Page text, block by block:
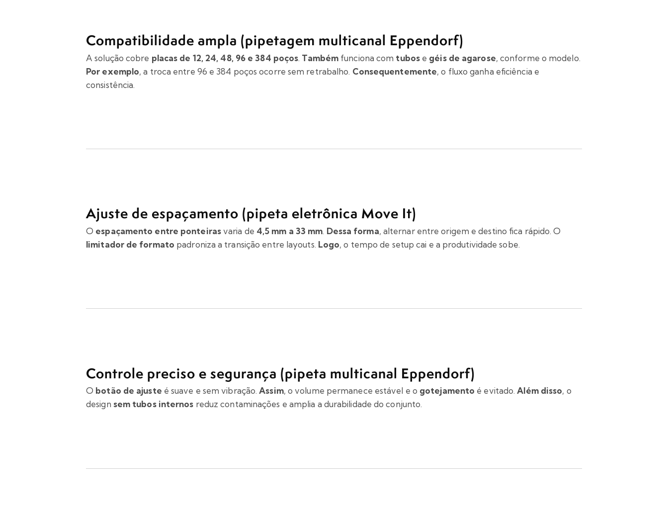
Compatibilidade ampla (pipetagem multicanal Eppendorf)
A solução cobre placas de 12, 24, 48, 96 e 384 poços. Também funciona com tubose géis de agarose, conforme o modelo.
Por exemplo, a troca entre 96 e 384 poços ocorre sem retrabalho. Consequentemente, o fluxo ganha eficiência e
consistência.
Ajuste de espaçamento (pipeta eletrônica Move It)
O espaçamento entre ponteirasvaria de 4,5 mm a 33 mm. Dessa forma, alternar entre origem e destino fica rápido. O
limitador de formato padroniza a transição entre layouts. Logo, o tempo de setup cai e a produtividade sobe.
Controle preciso e segurança (pipeta multicanal Eppendorf)
O botão de ajuste é suave e sem vibração.Assim, o volume permanece estável e o gotejamento é evitado.Além disso, o
design sem tubos internos reduz contaminações e amplia a durabilidade do conjunto.